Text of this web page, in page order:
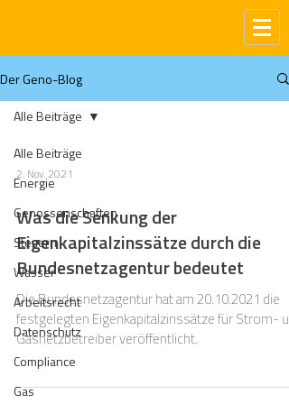
Der Geno-Blog
Alle Beiträge
Energie
Genossenschaften
Steuern
Wasser
Arbeitsrecht
Datenschutz
Compliance
Gas
Alle Beiträge
2. Nov. 2021
Was die Senkung der
Eigenkapitalzinssätze durch die
Bundesnetzagentur bedeutet
Die Bundesnetzagentur hat am 20.10.2021 die
festgelegten Eigenkapitalzinssätze für Strom-
Gasnetzbetreiber veröffentlicht.